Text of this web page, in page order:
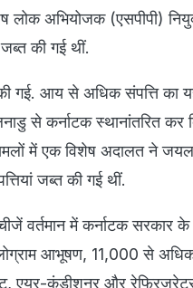
लोक अभियोजक (एसपीपी)
की गई थीं.
गई. आय से अधिक संपत्ति का
से कर्नाटक स्थानांतरित कर
में एक विशेष अदालत ने
जब्त की गई थीं.
वर्तमान में कर्नाटक सरकार
आभूषण, 11,000 से
एयर-कंडीशनर और